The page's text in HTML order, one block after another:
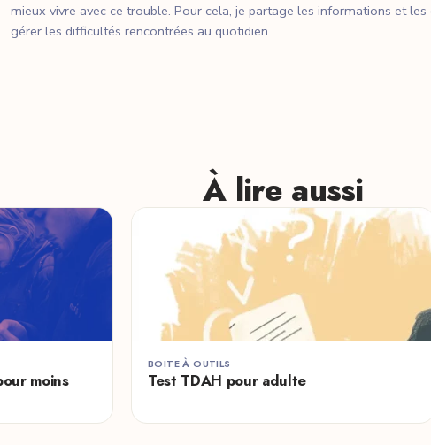
mieux vivre avec ce trouble. Pour cela, je partage les informations et
gérer les difficultés rencontrées au quotidien.
À lire aussi
moins
BOITE À OUTILS
Test TDAH pour adulte